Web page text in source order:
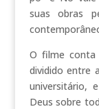
suas obras
O filme
dividido entre
universitário,
Deus sobre